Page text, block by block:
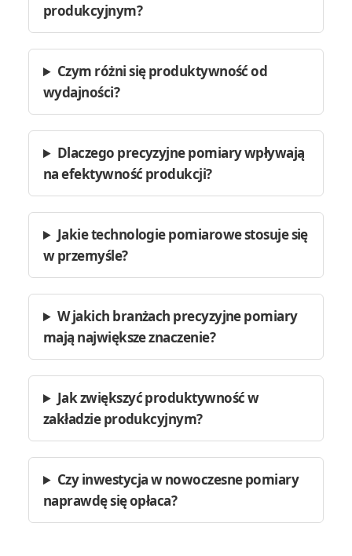
produkcyjnym?
Czym różni się produktywność od
wydajności?
Dlaczego precyzyjne pomiary wpływają
na efektywność produkcji?
Jakie technologie pomiarowe stosuje się
w przemyśle?
W jakich branżach precyzyjne pomiary
mają największe znaczenie?
Jak zwiększyć produktywność w
zakładzie produkcyjnym?
Czy inwestycja w nowoczesne pomiary
naprawdę się opłaca?